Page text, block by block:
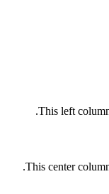
This left
This center